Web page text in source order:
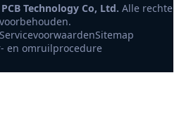
PCB Technology Co, Ltd. Alle rechten
voorbehouden.
ServicevoorwaardenSitemap
en omruilprocedure